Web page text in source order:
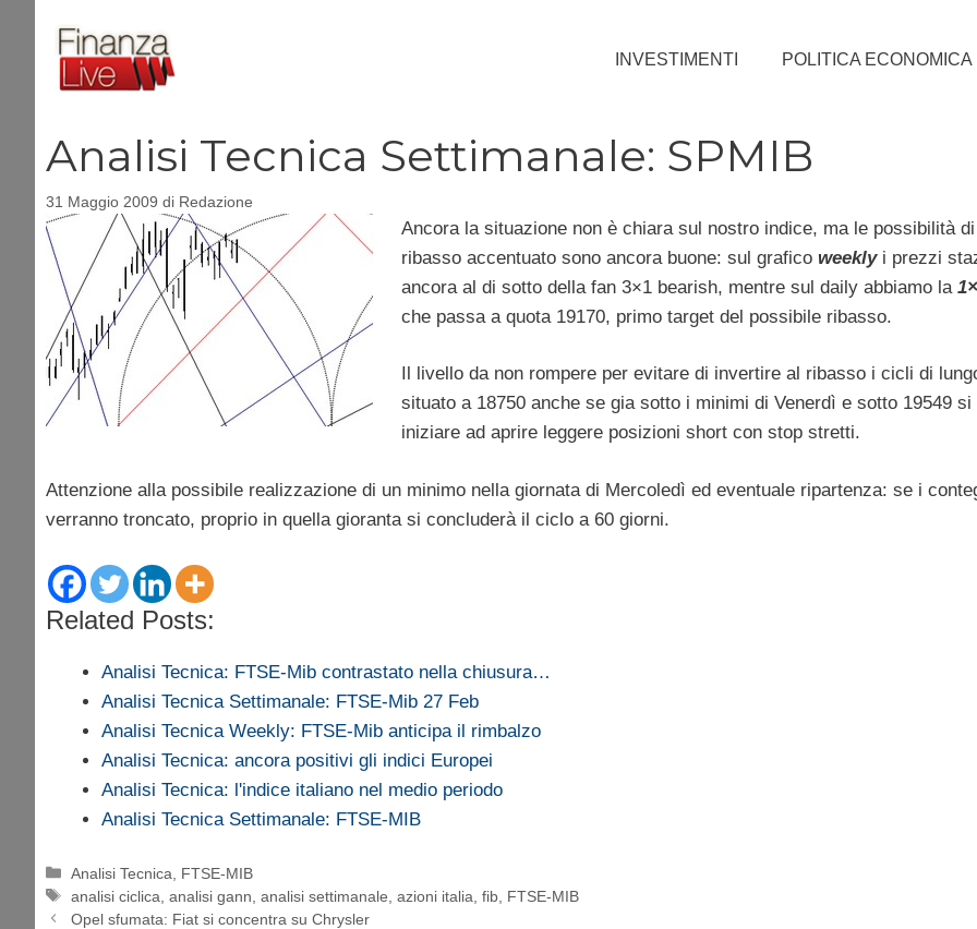
contenuto
INVESTIMENTI POLITICA ECONOMICA
Analisi Tecnica Settimanale: SPMIB
31 Maggio 2009 di Redazione
Ancora la situazione non è chiara sul nostro indice, ma le possibilità
ribasso accentuato sono ancora buone: sul grafico weeklyi prezzi
ancora al di sotto della fan 3×1 bearish, mentre sul daily abbiamo la
che passa a quota 19170, primo target del possibile ribasso.
Il livello da non rompere per evitare di invertire al ribasso i cicli di
situato a 18750 anche se gia sotto i minimi di Venerdì e sotto 19549 si
iniziare ad aprire leggere posizioni short con stop stretti.
Attenzione alla possibile realizzazione di un minimo nella giornata di Mercoledì ed eventuale ripartenza: se i
verranno troncato, proprio in quella gioranta si concluderà il ciclo a 60 giorni.
Related Posts:
Analisi Tecnica: FTSE-Mib contrastato nella chiusura…
Analisi Tecnica Settimanale: FTSE-Mib 27 Feb
Analisi Tecnica Weekly: FTSE-Mib anticipa il rimbalzo
Analisi Tecnica: ancora positivi gli indici Europei
Analisi Tecnica: l'indice italiano nel medio periodo
Analisi Tecnica Settimanale: FTSE-MIB
Categorie
Analisi Tecnica
FTSE-MIB
Tag
analisi ciclica ,analisi gann ,analisi settimanale ,azioni italia ,fib FTSE-MIB
Opel sfumata: Fiat si concentra su Chrysler